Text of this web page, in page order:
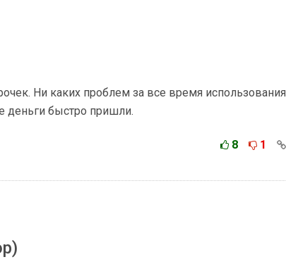
Ни каких проблем за все время использования
деньги быстро пришли.
8 1